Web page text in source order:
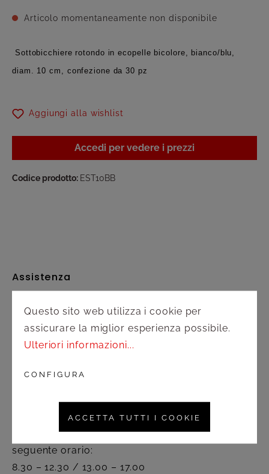
Articolo momentaneamente non disponibile
Sottobicchiere rotondo in ecopelle bicolore, bianco/blu,
diam. 10 cm, confezione da 30 pz
Aggiungi alla wishlist
Accedi per vedere i prezzi
Codice prodotto: EST10BB
Assistenza
Spedizione e pagamento
Diritto di recesso
Attivo dal lunedì al venerdì nel
seguente orario:
8.30 – 12.30 / 13.00 – 17.00
Questo sito web utilizza i cookie per
assicurare la miglior esperienza possibile.
Ulteriori informazioni...
CONFIGURA
ACCETTA TUTTI I COOKIE